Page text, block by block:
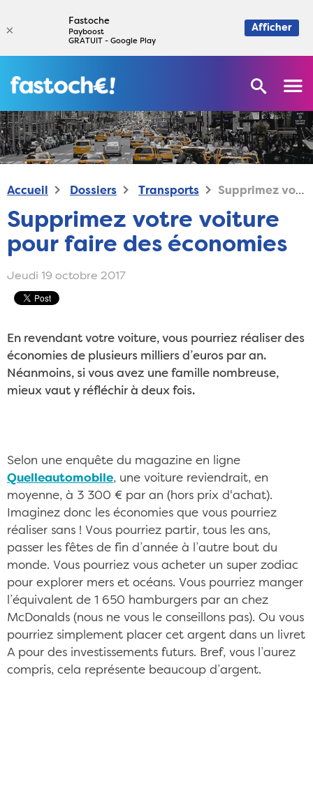
Accueil Dossiers Transports Supprimez votre voiture pour faire des économies
Supprimez votre voiture
pour faire des économies
Jeudi 19 octobre 2017
En revendant votre voiture, vous pourriez réaliser des
économies de plusieurs milliers d’euros par an.
Néanmoins, si vous avez une famille nombreuse,
mieux vaut y réfléchir à deux fois.
Selon une enquête du magazine en ligne
Quelleautomobile, une voiture reviendrait, en
moyenne, à 3 300 € par an (hors prix d'achat).
Imaginez donc les économies que vous pourriez
réaliser sans ! Vous pourriez partir, tous les ans,
passer les fêtes de fin d’année à l’autre bout du
monde. Vous pourriez vous acheter un super zodiac
pour explorer mers et océans. Vous pourriez manger
l’équivalent de 1 650 hamburgers par an chez
McDonalds (nous ne vous le conseillons pas). Ou vous
pourriez simplement placer cet argent dans un livret
A pour des investissements futurs. Bref, vous l’aurez
compris, cela représente beaucoup d’argent.
×
Fastoche
Payboost
GRATUIT - Google Play
Afficher